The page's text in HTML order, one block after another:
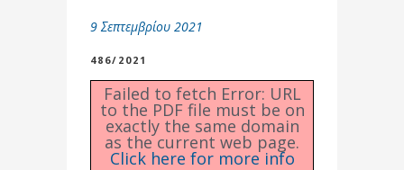
9 Σεπτεμβρίου 2021
486/2021
Failed to fetch Error: URL
to the PDF file must be on
exactly the same domain
as the current web page.
Click here for more info